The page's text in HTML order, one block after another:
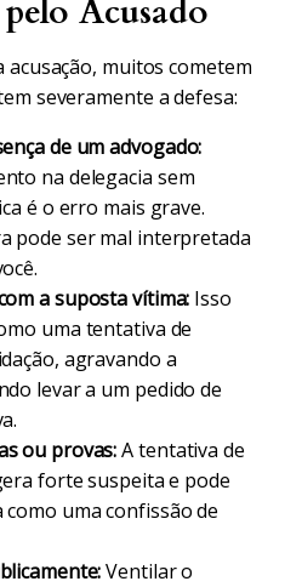
Acusado
acusação, muitos cometem
severamente a defesa:
de um advogado:
na delegacia sem
é o erro mais grave.
pode ser mal interpretada
a suposta vítima: Isso
uma tentativa de
agravando a
levar a um pedido de
ou provas:A tentativa de
forte suspeita e pode
uma confissão de
Ventilar o